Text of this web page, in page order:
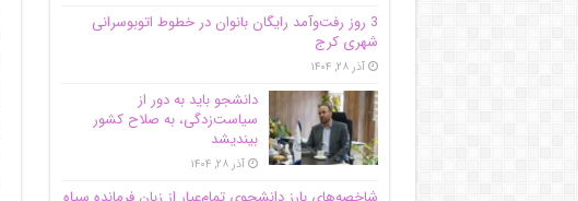
3 روز رفت‌وآمد رایگان بانوان در خطوط اتوبوسرانی
شهری کرج
آذر ۲۸, ۱۴۰۴
دانشجو باید به دور از
سیاست‌زدگی، به صلاح کشور
بیندیشد
آذر ۲۸, ۱۴۰۴